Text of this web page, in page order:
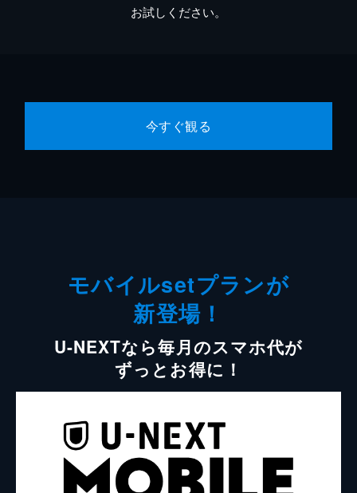
お試しください。
今すぐ観る
モバイルsetプランが
新登場！
U-NEXTなら毎月のスマホ代が
ずっとお得に！